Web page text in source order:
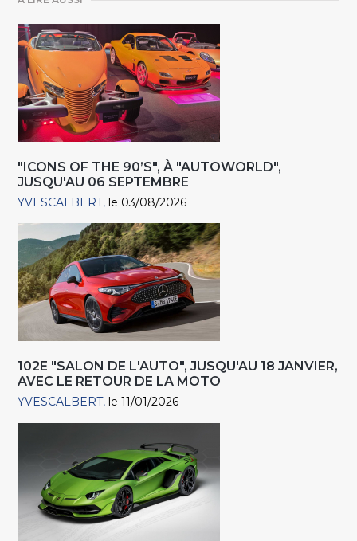
"ICONS OF THE 90’S", À "AUTOWORLD",
JUSQU'AU 06 SEPTEMBRE
YVESCALBERT le 03/08/2026
102E "SALON DE L'AUTO", JUSQU'AU 18 JANVIER,
AVEC LE RETOUR DE LA MOTO
YVESCALBERT le 11/01/2026